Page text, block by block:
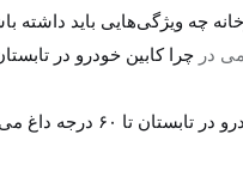
چه ویژگی‌هایی باید داشته
در
تا ۶۰ درجه داغ می شود؟